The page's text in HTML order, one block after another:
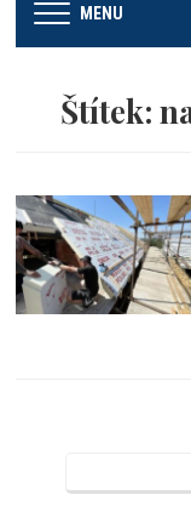
MENU
Štítek: